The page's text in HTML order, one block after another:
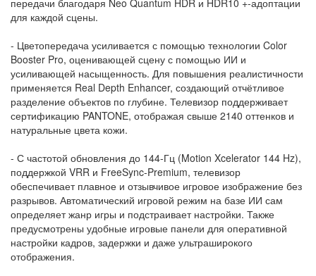
для каждой сцены.
- Цветопередача усиливается с помощью технологии Color
Booster Pro, оценивающей сцену с помощью ИИ и
усиливающей насыщенность. Для повышения реалистичности
применяется Real Depth Enhancer, создающий отчётливое
разделение объектов по глубине. Телевизор поддерживает
сертификацию PANTONE, отображая свыше 2140 оттенков и
натуральные цвета кожи.
- С частотой обновления до 144-Гц (Motion Xcelerator 144 Hz),
поддержкой VRR и FreeSync-Premium, телевизор
обеспечивает плавное и отзывчивое игровое изображение без
разрывов. Автоматический игровой режим на базе ИИ сам
определяет жанр игры и подстраивает настройки. Также
предусмотрены удобные игровые панели для оперативной
настройки кадров, задержки и даже ультраширокого
отображения.